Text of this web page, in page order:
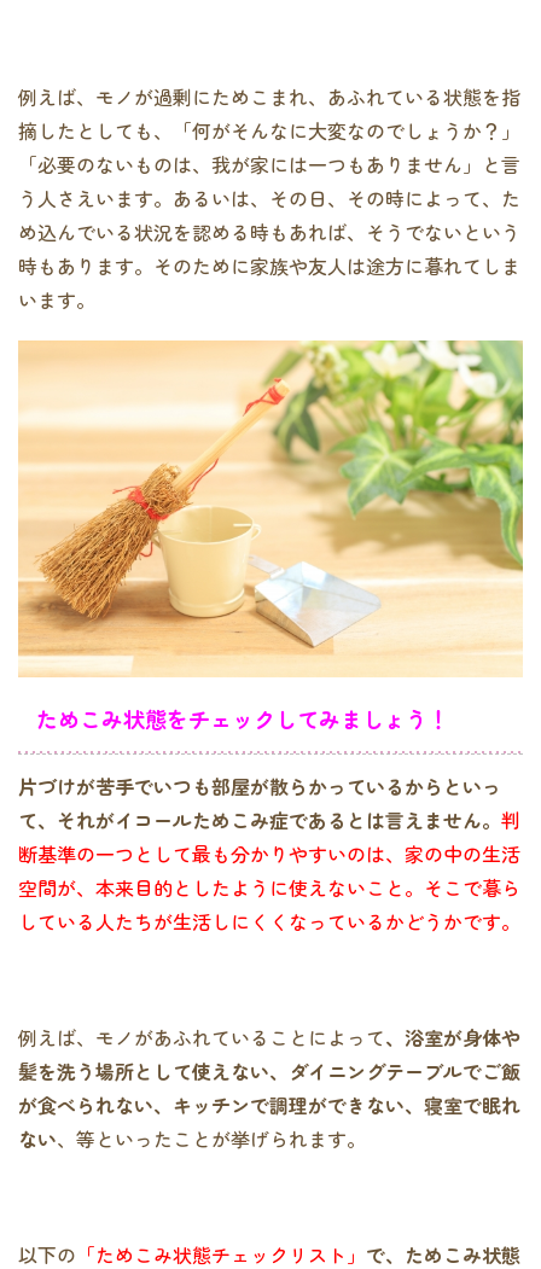
例えば、モノが過剰にためこまれ、あふれている状態を指
摘したとしても、「何がそんなに大変なのでしょうか？」
「必要のないものは、我が家には一つもありません」と言
う人さえいます。あるいは、その日、その時によって、た
め込んでいる状況を認める時もあれば、そうでないという
時もあります。そのために家族や友人は途方に暮れてしま
います。
ためこみ状態をチェックしてみましょう！
片づけが苦手でいつも部屋が散らかっているからといっ
て、それがイコールためこみ症であるとは言えません。 判
断基準の一つとして最も分かりやすいのは、家の中の生活
空間が、本来目的としたように使えないこと。そこで暮ら
している人たちが生活しにくくなっているかどうかです。
例えば、モノがあふれていることによって、浴室が身体や
髪を洗う場所として使えない、ダイニングテーブルでご飯
が食べられない、キッチンで調理ができない、寝室で眠れ
ない、等といったことが挙げられます。
以下の 「ためこみ状態チェックリスト」 で、ためこみ状態